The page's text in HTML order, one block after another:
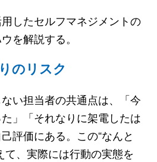
したセルフマネジメントの
を解説する。
のリスク
い担当者の共通点は、「今
」「それなりに架電したは
評価にある。この“なんと
て、実際には行動の実態を